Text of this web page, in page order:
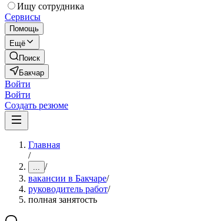
Ищу сотрудника
Сервисы
Помощь
Ещё
Поиск
Бакчар
Войти
Войти
Создать резюме
Главная
/
... /
вакансии в Бакчаре/
руководитель работ/
полная занятость